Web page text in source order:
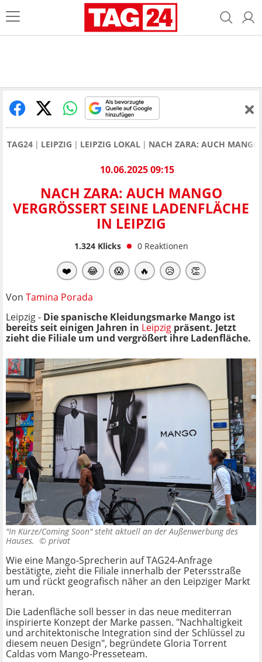
TAG24 LEIPZIG LEIPZIG LOKAL NACH ZARA: AUCH MANGO
10.06.2025 09:15
NACH ZARA: AUCH MANGO
VERGRÖSSERT SEINE LADENFLÄCHE I
N LEIPZIG
1.324Klicks 0 Reaktionen
❤️ 😂 😱 🔥 😥 👏
Von Tamina Porada
Leipzig - Die spanische Kleidungsmarke Mango ist
bereits seit einigen Jahren in Leipzig präsent. Jetzt
zieht die Filiale um und vergrößert ihre Ladenfläche.
"In Kürze/Coming Soon" steht aktuell an der Außenwerbung des
Hauses. © privat
Wie eine Mango-Sprecherin auf TAG24-Anfrage
bestätigte, zieht die Filiale innerhalb der Petersstraße
um und rückt geografisch näher an den Leipziger Markt
heran.
Die Ladenfläche soll besser in das neue mediterran
inspirierte Konzept der Marke passen. "Nachhaltigkeit
und architektonische Integration sind der Schlüssel zu
diesem neuen Design", begründete Gloria Torrent
Caldas vom Mango-Presseteam.